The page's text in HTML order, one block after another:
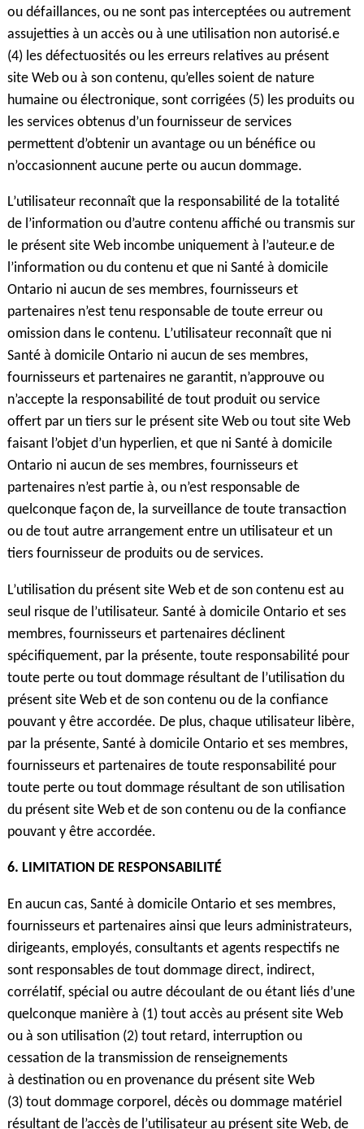
ou défaillances, ou ne sont pas interceptées ou autrement
assujetties à un accès ou à une utilisation non autorisé.e
(4) les défectuosités ou les erreurs relatives au présent
site Web ou à son contenu, qu’elles soient de nature
humaine ou électronique, sont corrigées (5) les produits ou
les services obtenus d’un fournisseur de services
permettent d’obtenir un avantage ou un bénéfice ou
n’occasionnent aucune perte ou aucun dommage.
L’utilisateur reconnaît que la responsabilité de la totalité
de l’information ou d’autre contenu affiché ou transmis sur
le présent site Web incombe uniquement à l’auteur.e de
l’information ou du contenu et que ni Santé à domicile
Ontario ni aucun de ses membres, fournisseurs et
partenaires n’est tenu responsable de toute erreur ou
omission dans le contenu. L’utilisateur reconnaît que ni
Santé à domicile Ontario ni aucun de ses membres,
fournisseurs et partenaires ne garantit, n’approuve ou
n’accepte la responsabilité de tout produit ou service
offert par un tiers sur le présent site Web ou tout site Web
faisant l’objet d’un hyperlien, et que ni Santé à domicile
Ontario ni aucun de ses membres, fournisseurs et
partenaires n’est partie à, ou n’est responsable de
quelconque façon de, la surveillance de toute transaction
ou de tout autre arrangement entre un utilisateur et un
tiers fournisseur de produits ou de services.
L’utilisation du présent site Web et de son contenu est au
seul risque de l’utilisateur. Santé à domicile Ontario et ses
membres, fournisseurs et partenaires déclinent
spécifiquement, par la présente, toute responsabilité pour
toute perte ou tout dommage résultant de l’utilisation du
présent site Web et de son contenu ou de la confiance
pouvant y être accordée. De plus, chaque utilisateur libère,
par la présente, Santé à domicile Ontario et ses membres,
fournisseurs et partenaires de toute responsabilité pour
toute perte ou tout dommage résultant de son utilisation
du présent site Web et de son contenu ou de la confiance
pouvant y être accordée.
6. LIMITATION DE RESPONSABILITÉ
En aucun cas, Santé à domicile Ontario et ses membres,
fournisseurs et partenaires ainsi que leurs administrateurs,
dirigeants, employés, consultants et agents respectifs ne
sont responsables de tout dommage direct, indirect,
corrélatif, spécial ou autre découlant de ou étant liés d’une
quelconque manière à (1) tout accès au présent site Web
ou à son utilisation (2) tout retard, interruption ou
cessation de la transmission de renseignements
à destination ou en provenance du présent site Web
(3) tout dommage corporel, décès ou dommage matériel
résultant de l’accès de l’utilisateur au présent site Web, de